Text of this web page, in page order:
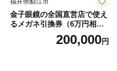
金子眼鏡の全国直営店で使え
るメガネ引換券（6万円相
当） Platinum200,000円